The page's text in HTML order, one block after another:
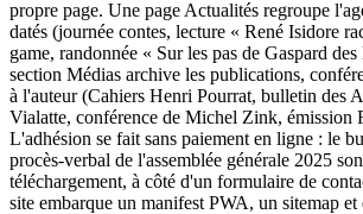
propre page. Une page Actualités regroupe
datés (journée contes, lecture « René Isidore
game, randonnée « Sur les pas de Gaspard
section Médias archive les publications,
à l'auteur (Cahiers Henri Pourrat, bulletin des
Vialatte, conférence de Michel Zink, émission
L'adhésion se fait sans paiement en ligne : le
procès-verbal de l'assemblée générale 2025
téléchargement, à côté d'un formulaire de
site embarque un manifest PWA, un sitemap et